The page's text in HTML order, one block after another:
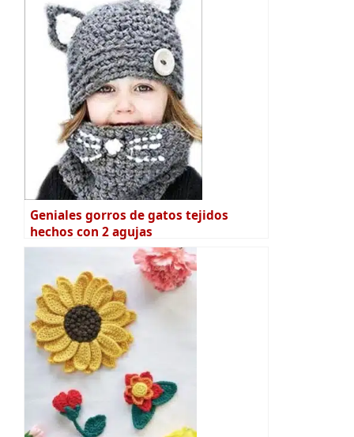
Geniales gorros de gatos tejidos
hechos con 2 agujas